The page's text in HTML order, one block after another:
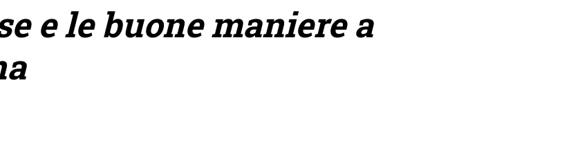
e le buone maniere a